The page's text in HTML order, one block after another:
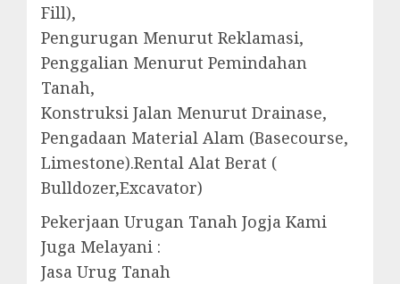
Fill),
Pengurugan Menurut Reklamasi,
Penggalian Menurut Pemindahan
Tanah,
Konstruksi Jalan Menurut Drainase,
Pengadaan Material Alam (Basecourse,
Limestone).Rental Alat Berat (
Bulldozer,Excavator)
Pekerjaan Urugan Tanah Jogja Kami
Juga Melayani :
Jasa Urug Tanah